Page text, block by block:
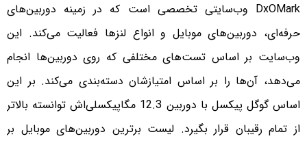
DxOMark وب‌سایتی تخصصی است که در زمینه دوربین‌های
حرفه‌ای، دوربین‌های موبایل و انواع لنزها فعالیت می‌کند. این
وب‌سایت بر اساس تست‌های مختلفی که روی دوربین‌ها انجام
می‌دهد، آن‌ها را بر اساس امتیازشان دسته‌بندی می‌کند. بر این
اساس گوگل پیکسل با دوربین 12.3 مگاپیکسلی‌اش توانسته بالاتر
از تمام رقیبان قرار بگیرد. لیست برترین دوربین‌های موبایل بر